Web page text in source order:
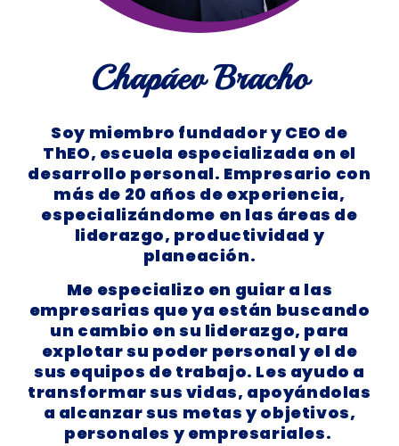
Chapáev Bracho
Soy miembro fundador yCEO de
ThEO, escuela especializada en el
desarrollo personal. Empresario con
más de 20 años de experiencia,
especializándome en las áreas de
liderazgo, productividad y
planeación.
Me especializo en guiar a las
empresarias que ya están buscando
un cambio en su liderazgo, para
explotar su poder personal y el de
sus equipos de trabajo. Les ayudo a
transformar sus vidas, apoyándolas
a alcanzar sus metas y objetivos,
personales y empresariales.